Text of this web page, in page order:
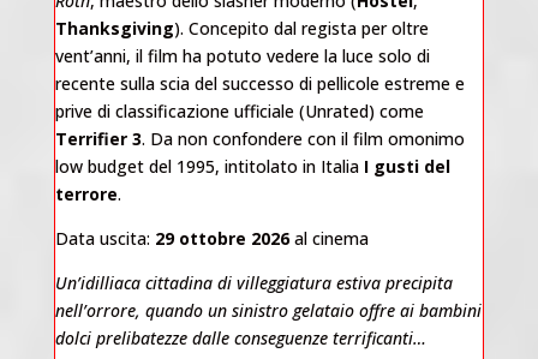
Thanksgiving). Concepito dal regista per oltre
vent’anni, il film ha potuto vedere la luce solo di
recente sulla scia del successo di pellicole estreme e
prive di classificazione ufficiale (Unrated) come
Terrifier 3. Da non confondere con il film omonimo
low budget del 1995, intitolato in Italia I gusti del
terrore.
Data uscita: 29 ottobre 2026al cinema
Un’idilliaca cittadina di villeggiatura estiva precipita
nell’orrore, quando un sinistro gelataio offre ai bambini
dolci prelibatezze dalle conseguenze terrificanti…